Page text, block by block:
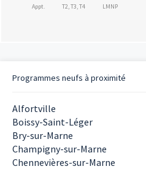
Appt. T2, T3, T4 LMNP
Programmes neufs à proximité
Alfortville
Boissy-Saint-Léger
Bry-sur-Marne
Champigny-sur-Marne
Chennevières-sur-Marne